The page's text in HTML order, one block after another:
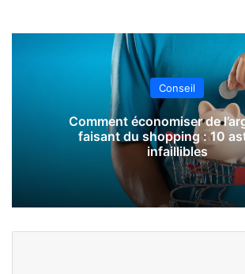
Conseil
Comment économiser de
faisant du shopping : 10
infaillibles